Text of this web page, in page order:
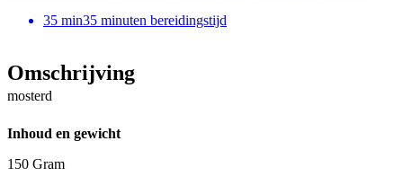
35 min35 minuten bereidingstijd
Omschrijving
mosterd
Inhoud en gewicht
150 Gram